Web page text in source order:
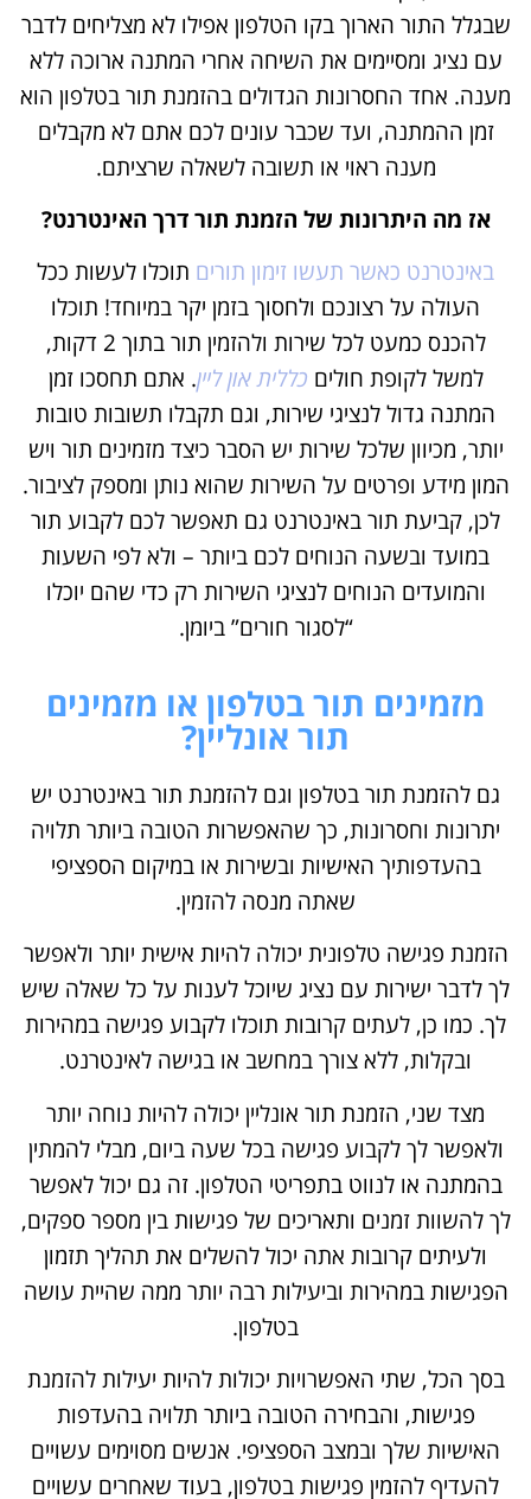
שבגלל התור הארוך בקו הטלפון אפילו לא מצליחים לדבר
עם נציג ומסיימים את השיחה אחרי המתנה ארוכה ללא
מענה. אחד החסרונות הגדולים בהזמנת תור בטלפון הוא
זמן ההמתנה, ועד שכבר עונים לכם אתם לא מקבלים
מענה ראוי או תשובה לשאלה שרציתם.
אז מה היתרונות של הזמנת תור דרך האינטרנט?
באינטרנט כאשר תעשו זימון תורים תוכלו לעשות ככל
העולה על רצונכם ולחסוך בזמן יקר במיוחד! תוכלו
להכנס כמעט לכל שירות ולהזמין תור בתוך 2 דקות,
למשל לקופת חולים כללית און ליין. אתם תחסכו זמן
המתנה גדול לנציגי שירות, וגם תקבלו תשובות טובות
יותר, מכיוון שלכל שירות יש הסבר כיצד מזמינים תור ויש
המון מידע ופרטים על השירות שהוא נותן ומספק לציבור.
לכן, קביעת תור באינטרנט גם תאפשר לכם לקבוע תור
במועד ובשעה הנוחים לכם ביותר – ולא לפי השעות
והמועדים הנוחים לנציגי השירות רק כדי שהם יוכלו
“לסגור חורים” ביומן.
מזמינים תור בטלפון או מזמינים
תור אונליין?
גם להזמנת תור בטלפון וגם להזמנת תור באינטרנט יש
יתרונות וחסרונות, כך שהאפשרות הטובה ביותר תלויה
בהעדפותיך האישיות ובשירות או במיקום הספציפי
שאתה מנסה להזמין.
הזמנת פגישה טלפונית יכולה להיות אישית יותר ולאפשר
לך לדבר ישירות עם נציג שיוכל לענות על כל שאלה שיש
לך. כמו כן, לעתים קרובות תוכלו לקבוע פגישה במהירות
ובקלות, ללא צורך במחשב או בגישה לאינטרנט.
מצד שני, הזמנת תור אונליין יכולה להיות נוחה יותר
ולאפשר לך לקבוע פגישה בכל שעה ביום, מבלי להמתין
בהמתנה או לנווט בתפריטי הטלפון. זה גם יכול לאפשר
לך להשוות זמנים ותאריכים של פגישות בין מספר ספקים,
ולעיתים קרובות אתה יכול להשלים את תהליך תזמון
הפגישות במהירות וביעילות רבה יותר ממה שהיית עושה
בטלפון.
בסך הכל, שתי האפשרויות יכולות להיות יעילות להזמנת
פגישות, והבחירה הטובה ביותר תלויה בהעדפות
האישיות שלך ובמצב הספציפי. אנשים מסוימים עשויים
להעדיף להזמין פגישות בטלפון, בעוד שאחרים עשויים